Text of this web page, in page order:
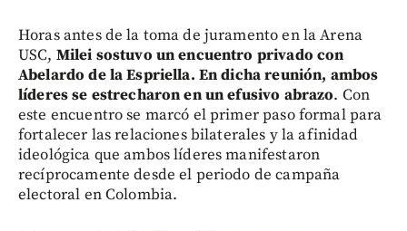
Horas antes de la toma de juramento en la Arena
USC, Milei sostuvo un encuentro privado con
Abelardo de la Espriella. En dicha reunión, ambos
líderes se estrecharon en un efusivo abrazo. Con
este encuentro se marcó el primer paso formal para
fortalecer las relaciones bilaterales y la afinidad
ideológica que ambos líderes manifestaron
recíprocamente desde el periodo de campaña
electoral en Colombia.